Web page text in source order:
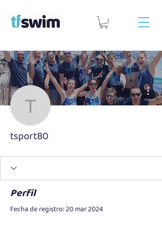
tsport80
tsport80
Perfil
Fecha de registro: 20 mar 2024